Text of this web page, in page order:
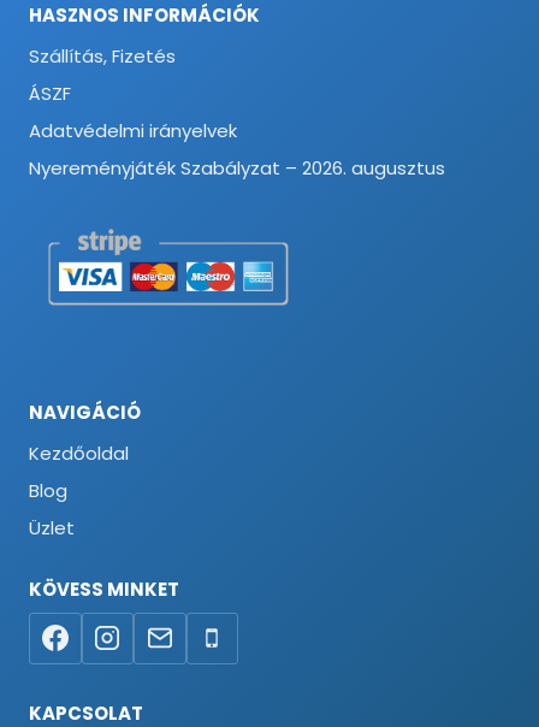
HASZNOS INFORMÁCIÓK
Szállítás, Fizetés
ÁSZF
Adatvédelmi irányelvek
Nyereményjáték Szabályzat – 2026. augusztus
NAVIGÁCIÓ
Kezdőoldal
Blog
Üzlet
KÖVESS MINKET
KAPCSOLAT